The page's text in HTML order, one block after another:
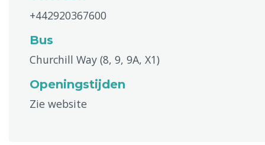
+442920367600
Bus
Churchill Way (8, 9, 9A, X1)
Openingstijden
Zie website